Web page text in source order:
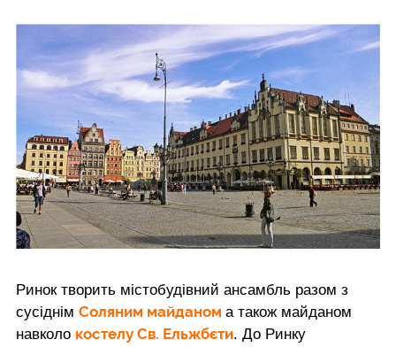
Ринок творить містобудівний ансамбль разом з
сусіднім Соляним майданом а також майданом
навколо костелу Св. Ельжбєти. До Ринку